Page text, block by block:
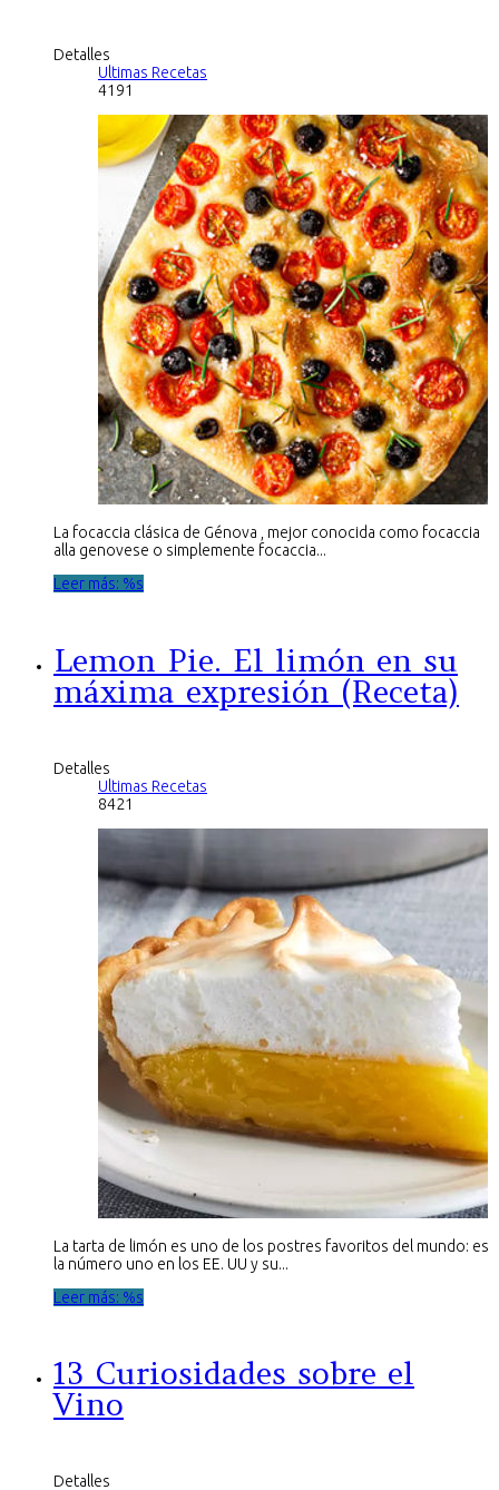
Detalles
Ultimas Recetas
4191
La focaccia clásica de Génova , mejor conocida como focaccia
alla genovese o simplemente focaccia...
Leer más: %s
Lemon Pie. El limón en su
máxima expresión (Receta)
Detalles
Ultimas Recetas
8421
La tarta de limón es uno de los postres favoritos del mundo: es
la número uno en los EE. UU y su...
Leer más: %s
13 Curiosidades sobre el
Vino
Detalles